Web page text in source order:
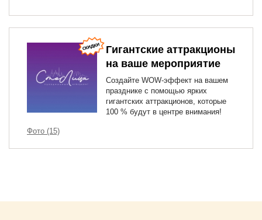
Фото (15)
Гигантские аттракционы
на ваше мероприятие
Создайте WOW-эффект на вашем
празднике с помощью ярких
гигантских аттракционов, которые
100 % будут в центре внимания!